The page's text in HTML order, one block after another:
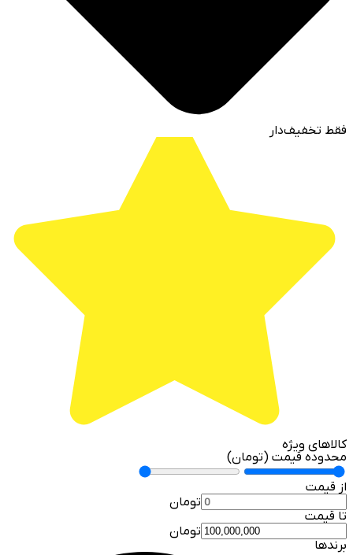
فقط تخفیف‌دار
کالاهای ویژه
محدوده قیمت (تومان)
از قیمت
تومان
تا قیمت
تومان
برندها